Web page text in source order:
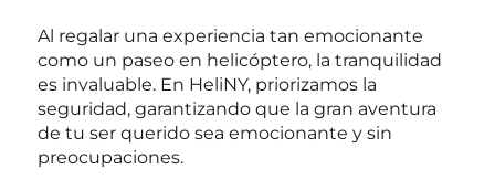
Al regalar una experiencia tan emocionante
como un paseo en helicóptero, la tranquilidad
es invaluable. En HeliNY, priorizamos la
seguridad, garantizando que la gran aventura
de tu ser querido sea emocionante y sin
preocupaciones.